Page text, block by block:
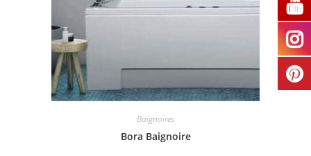
Baignoires
Bora Baignoire